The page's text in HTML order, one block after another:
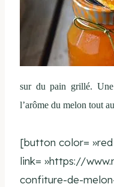
sur du pain grillé.
l’arôme du melon tout
[button color= »red
link= »https://
confiture-de-